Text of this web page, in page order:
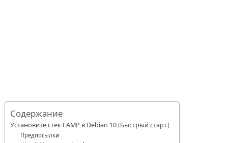
Содержание
Установите стек LAMP в Debian 10 [Быстрый старт]
Предпосылки